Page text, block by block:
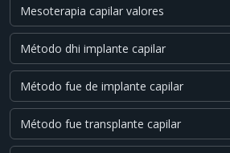
Mesoterapia capilar valores
Método dhi implante capilar
Método fue de implante capilar
Método fue transplante capilar